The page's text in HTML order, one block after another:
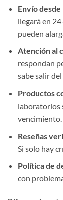
Envío desde
llegará en
pueden
Atención al
respondan
sabe salir
Productos
laboratorios
vencimiento.
Reseñas
Si solo hay
Política de
con